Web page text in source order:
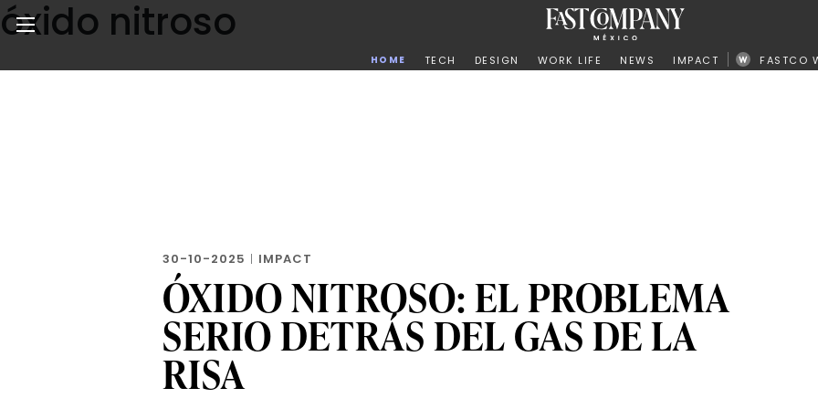
Skip
to
content
Noticias de negocios, innovación, tecnología y diseño
HOME TECH DESIGN WORK LIFE NEWS IMPACT FASTCO
óxido nitroso
30-10-2025 | IMPACT
ÓXIDO NITROSO: EL PROBLEMA
SERIO DETRÁS DEL GAS DE LA
RISA